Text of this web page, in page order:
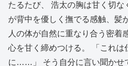
たるたび、 浩太の胸は甘く切
が背中を優しく撫でる感触、髪
人の体が自然に重なり合う密
心を甘く締めつける。 「これは
に……」 そう自分に言い聞かせ